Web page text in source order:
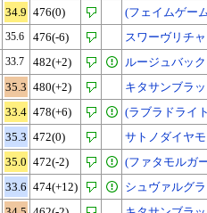
34.9 476(0)
(フェイムゲー
35.6 476(-6)
スワーヴリチ
33.7 482(+2)
ルージュバック
35.3 480(+2)
キタサンブラ
33.4 478(+6)
(ラブラドライ
35.3 472(0)
サトノダイヤ
35.0 472(-2)
(ファタモルガ
33.6 474(+12)
シュヴァルグ